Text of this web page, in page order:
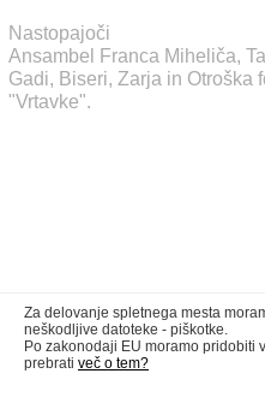
Nastopajoči
Ansambel Franca Miheliča,
Gadi, Biseri, Zarja in Otroška
"Vrtavke".
Za delovanje spletnega mesta
neškodljive datoteke - piškotke.
Po zakonodaji EU moramo pridobiti
prebrati več o tem?